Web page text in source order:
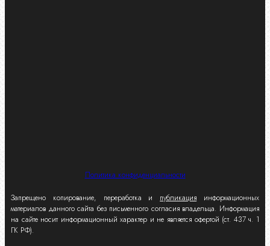
Политика конфиденциальности
Запрещено копирование, переработка и публикация информационных
материалов данного сайта без письменного согласия владельца. Информация
на сайте носит информационный характер и не является офертой (ст. 437 ч. 1
ГК РФ).